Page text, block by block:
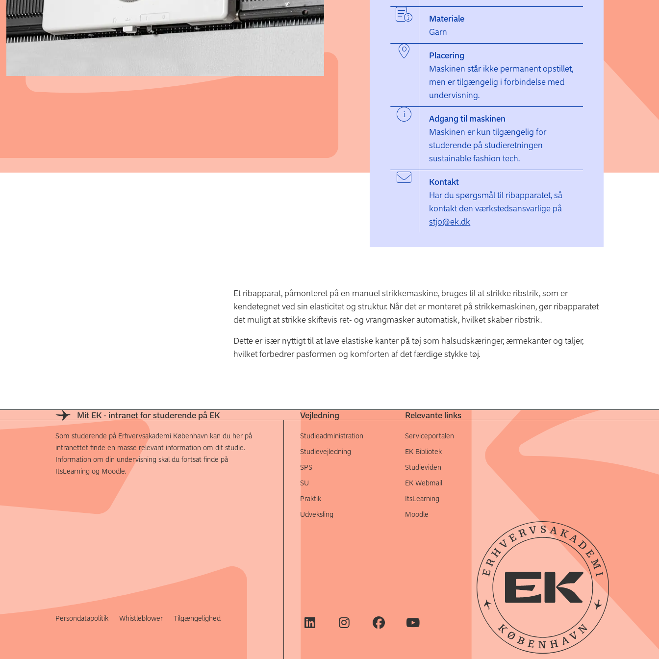
Materiale
Garn
Placering
Maskinen står ikke permanent opstillet,
men er tilgængelig i forbindelse med
undervisning.
Adgang til maskinen
Maskinen er kun tilgængelig for
studerende på studieretningen
sustainable fashion tech.
Kontakt
Har du spørgsmål til ribapparatet, så
kontakt den værkstedsansvarlige på
stjo@ek.dk
Et ribapparat, påmonteret på en manuel strikkemaskine, bruges til at strikke ribstrik, som er
kendetegnet ved sin elasticitet og struktur. Når det er monteret på strikkemaskinen, gør ribapparatet
det muligt at strikke skiftevis ret- og vrangmasker automatisk, hvilket skaber ribstrik.
Dette er især nyttigt til at lave elastiske kanter på tøj som halsudskæringer, ærmekanter og taljer,
hvilket forbedrer pasformen og komforten af det færdige stykke tøj.
Mit EK - intranet for studerende på EK Vejledning Relevante links
Som studerende på Erhvervsakademi København kan du her på
intranettet finde en masse relevant information om dit studie.
Information om din undervisning skal du fortsat finde på
ItsLearning og Moodle.
Studieadministration
Studievejledning
SPS
SU
Praktik
Udveksling
Serviceportalen
EK Bibliotek
Studieviden
EK Webmail
ItsLearning
Moodle
Persondatapolitik Whistleblower Tilgængelighed